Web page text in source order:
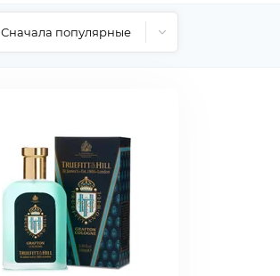
Сначала популярные